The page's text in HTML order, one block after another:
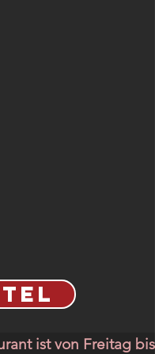
TEL
ist von Freitag bis